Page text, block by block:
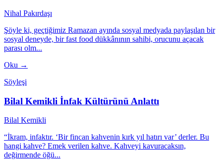
Nihal Pakırdaşı
Şöyle ki, geçtiğimiz Ramazan ayında sosyal medyada paylaşılan bir
sosyal deneyde, bir fast food dükkânının sahibi, orucunu açacak
parası olm...
Oku →
Söyleşi
Bilal Kemikli İnfak Kültürünü Anlattı
Bilal Kemikli
“İkram, infaktır. ‘Bir fincan kahvenin kırk yıl hatırı var’ derler. Bu
hangi kahve? Emek verilen kahve. Kahveyi kavuracaksın,
değirmende öğü...